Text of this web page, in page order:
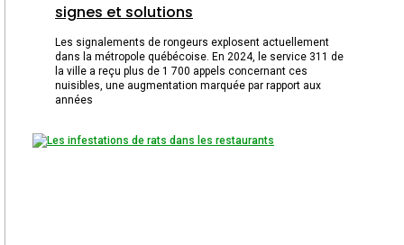
signes et solutions
Les signalements de rongeurs explosent actuellement
dans la métropole québécoise. En 2024, le service 311 de
la ville a reçu plus de 1 700 appels concernant ces
nuisibles, une augmentation marquée par rapport aux
années